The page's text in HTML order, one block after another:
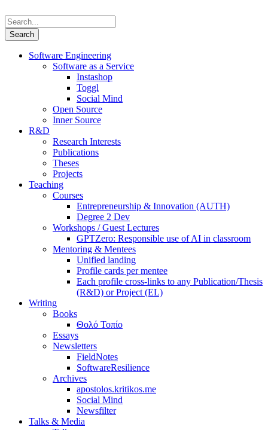
Software Engineering
Software as a Service
Instashop
Toggl
Social Mind
Open Source
Inner Source
R&D
Research Interests
Publications
Theses
Projects
Teaching
Courses
Entrepreneurship & Innovation (AUTH)
Degree 2 Dev
Workshops / Guest Lectures
GPTZero: Responsible use of AI in classroom
Mentoring & Mentees
Unified landing
Profile cards per mentee
Each profile cross-links to any Publication/Thesis
(R&D) or Project (EL)
Writing
Books
Θολό Τοπίο
Essays
Newsletters
FieldNotes
SoftwareResilience
Archives
apostolos.kritikos.me
Social Mind
Newsfilter
Talks & Media